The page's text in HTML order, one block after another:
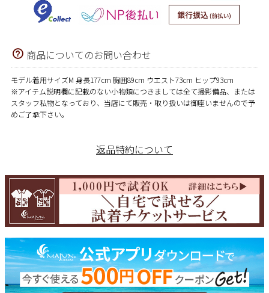
商品についてのお問い合わせ
モデル着用サイズM 身長177cm 胸囲89cm ウエスト73cm ヒップ93cm
※アイテム説明欄に記載のない小物類につきましては全て撮影備品、または
スタッフ私物となっており、当店にて販売・取り扱いは御座いませんので予
めご了承下さい。
返品特約について